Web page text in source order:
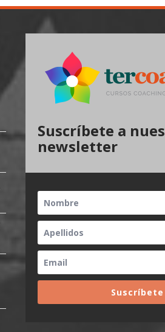
Suscríbete a
newsletter
Suscríbete